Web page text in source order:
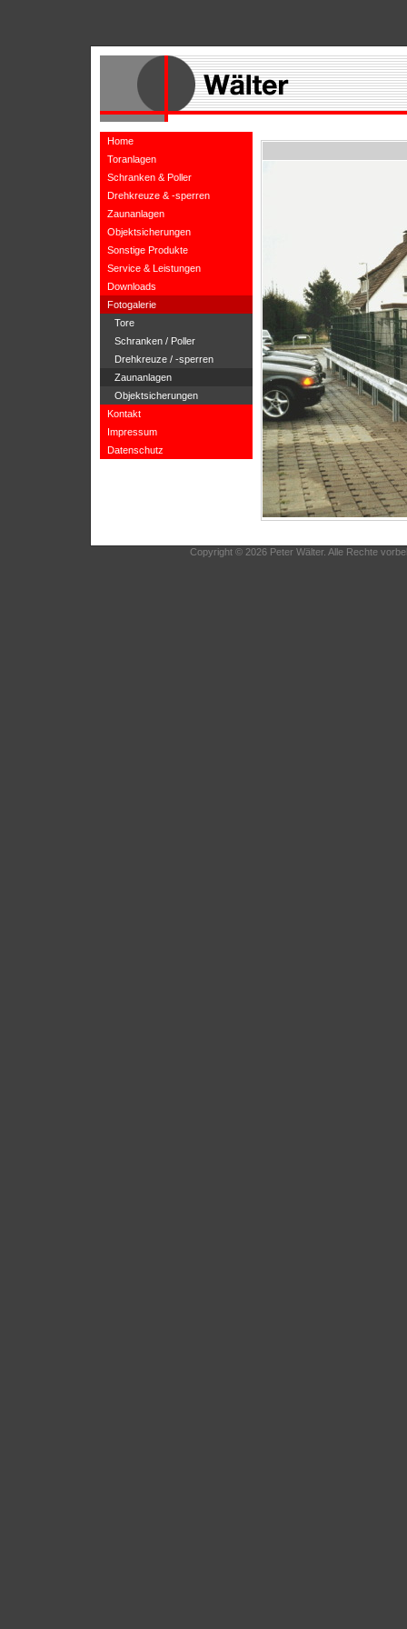
Home
Toranlagen
Schranken & Poller
Drehkreuze & -sperren
Zaunanlagen
Objektsicherungen
Sonstige Produkte
Service & Leistungen
Downloads
Fotogalerie
Tore
Schranken / Poller
Drehkreuze / -sperren
Zaunanlagen
Objektsicherungen
Kontakt
Impressum
Datenschutz
Copyright © 2026 Peter Wälter. Alle Rechte